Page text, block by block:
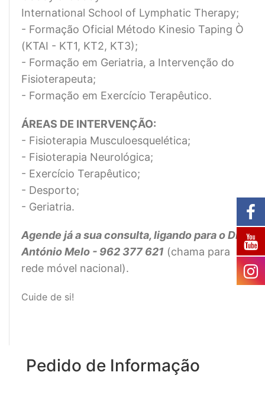
Pedido de Informação
International School of Lymphatic Therapy;
- Formação Oficial Método Kinesio Taping Ò
(KTAI - KT1, KT2, KT3);
- Formação em Geriatria, a Intervenção do
Fisioterapeuta;
- Formação em Exercício Terapêutico.
ÁREAS DE INTERVENÇÃO:
- Fisioterapia Musculoesquelética;
- Fisioterapia Neurológica;
- Exercício Terapêutico;
- Desporto;
- Geriatria.
Agende já a sua consulta, ligando para o Dr.
António Melo - 962 377 621 (chama para
rede móvel nacional).
Cuide de si!